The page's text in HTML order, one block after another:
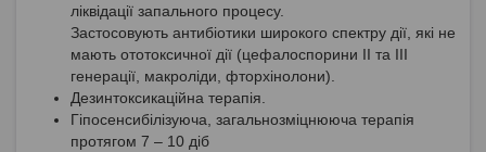
ліквідації запального процесу.
Застосовують антибіотики широкого спектру дії, які не
мають ототоксичної дії (цефалоспорини II та III
генерації, макроліди, фторхінолони).
Дезинтоксикаційна терапія.
Гіпосенсибілізуюча, загальнозміцнююча терапія
протягом 7 – 10 діб